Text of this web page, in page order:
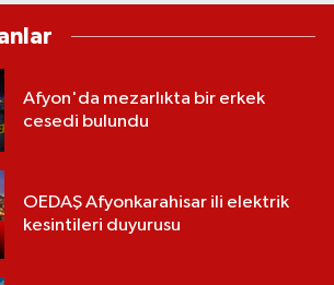
Afyon'da mezarlıkta bir erkek
cesedi bulundu
OEDAŞ Afyonkarahisar ili elektrik
kesintileri duyurusu